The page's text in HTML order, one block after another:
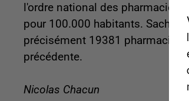
l'ordre national des
pour 100.000 habitants.
précisément 19381 pharmacies
précédente.
Nicolas Chacun